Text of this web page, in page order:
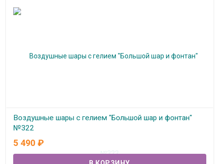
Воздушные шары с гелием "Большой шар и фонтан"
№322
В наличии
5 490 ₽